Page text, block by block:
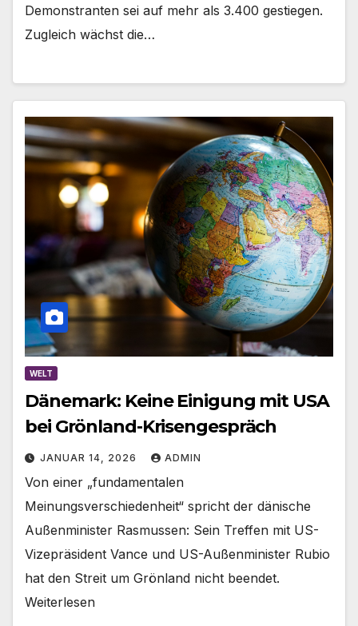
Demonstranten sei auf mehr als 3.400 gestiegen.
Zugleich wächst die…
WELT
Dänemark: Keine Einigung mit USA
bei Grönland-Krisengespräch
JANUAR 14, 2026 ADMIN
Von einer „fundamentalen
Meinungsverschiedenheit“ spricht der dänische
Außenminister Rasmussen: Sein Treffen mit US-
Vizepräsident Vance und US-Außenminister Rubio
hat den Streit um Grönland nicht beendet.
Weiterlesen